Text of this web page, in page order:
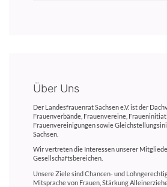
Über Uns
Der Landesfrauenrat Sachsen e.V. ist der
Frauenverbände, Frauenvereine,
Frauenvereinigungen sowie
Sachsen.
Wir vertreten die Interessen unserer
Gesellschaftsbereichen.
Unsere Ziele sind Chancen- und
Mitsprache von Frauen, Stärkung